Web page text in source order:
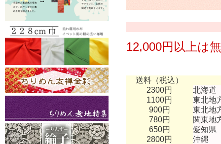
12,000円以上は
送料（税込）
2300円
北海道
1100円
東北地
900円
東北地
780円
関東
650円
愛知
2800円
沖縄